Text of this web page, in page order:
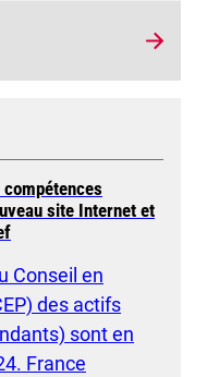
site Internet et
Conseil en
des actifs
sont en
France